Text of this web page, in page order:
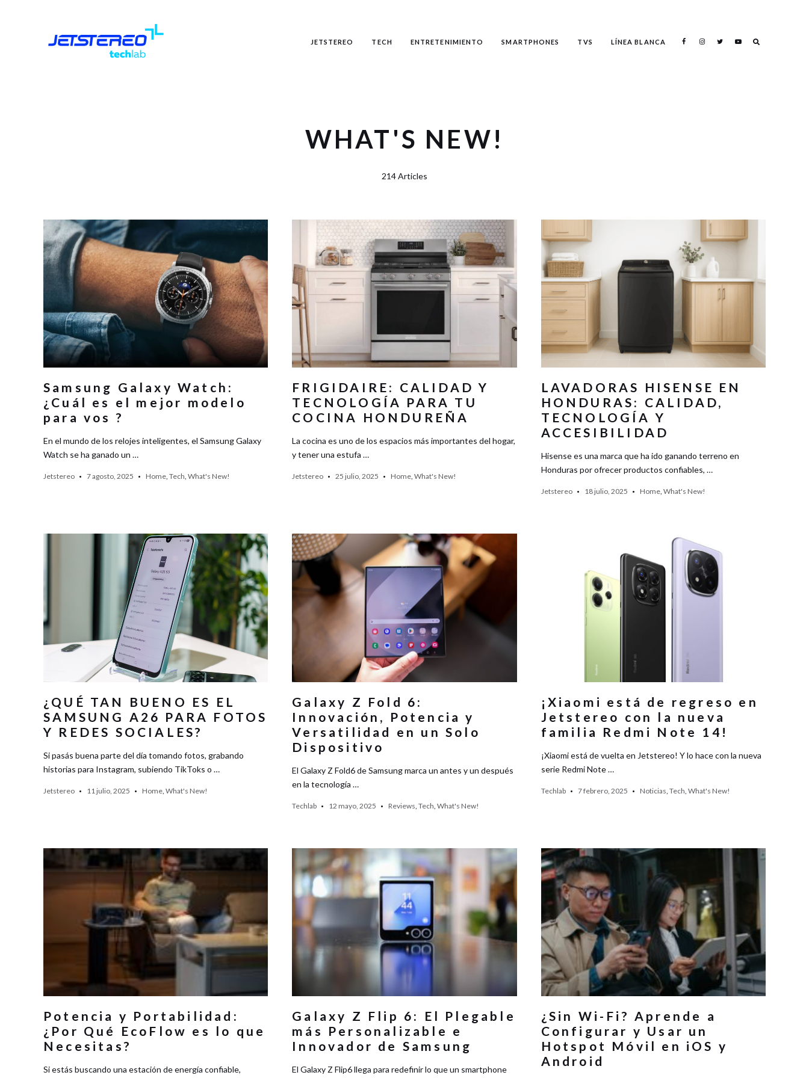
JETSTEREO TECH ENTRETENIMIENTO SMARTPHONES TVS LÍNEA BLANCA
WHAT'S NEW!
214 Articles
Samsung Galaxy Watch:
¿Cuál es el mejor modelo
para vos ?
En el mundo de los relojes inteligentes, el Samsung Galaxy
Watch se ha ganado un …
Jetstereo 7 agosto, 2025 Home, Tech, What's New!
FRIGIDAIRE: CALIDAD Y
TECNOLOGÍA PARA TU
COCINA HONDUREÑA
La cocina es uno de los espacios más importantes del hogar,
y tener una estufa …
Jetstereo 25 julio, 2025 Home,What's New!
LAVADORAS HISENSE EN
HONDURAS: CALIDAD,
TECNOLOGÍA Y
ACCESIBILIDAD
Hisense es una marca que ha ido ganando terreno en
Honduras por ofrecer productos confiables, …
Jetstereo 18 julio, 2025 Home, What's New!
¿QUÉ TAN BUENO ES EL
SAMSUNG A26 PARA FOTOS
Y REDES SOCIALES?
Si pasás buena parte del día tomando fotos, grabando
historias para Instagram, subiendo TikToks o …
Jetstereo 11 julio, 2025 Home What's New!
Galaxy Z Fold 6:
Innovación, Potencia y
Versatilidad en un Solo
Dispositivo
El Galaxy Z Fold6 de Samsung marca un antes y un después
en la tecnología …
Techlab 12 mayo, 2025 Reviews ,Tech ,What's New!
¡Xiaomi está de regreso en
Jetstereo con la nueva
familia Redmi Note 14!
¡Xiaomi está de vuelta en Jetstereo! Y lo hace con la nueva
serie Redmi Note …
Techlab 7 febrero, 2025 Noticias Tech What's New!
Potencia y Portabilidad:
¿Por Qué EcoFlow es lo que
Necesitas?
Si estás buscando una estación de energía confiable,
Galaxy Z Flip 6: El Plegable
más Personalizable e
Innovador de Samsung
El Galaxy Z Flip6 llega para redefinir lo que un smartphone
¿Sin Wi-Fi? Aprende a
Configurar y Usar un
Hotspot Móvil en iOS y
Android